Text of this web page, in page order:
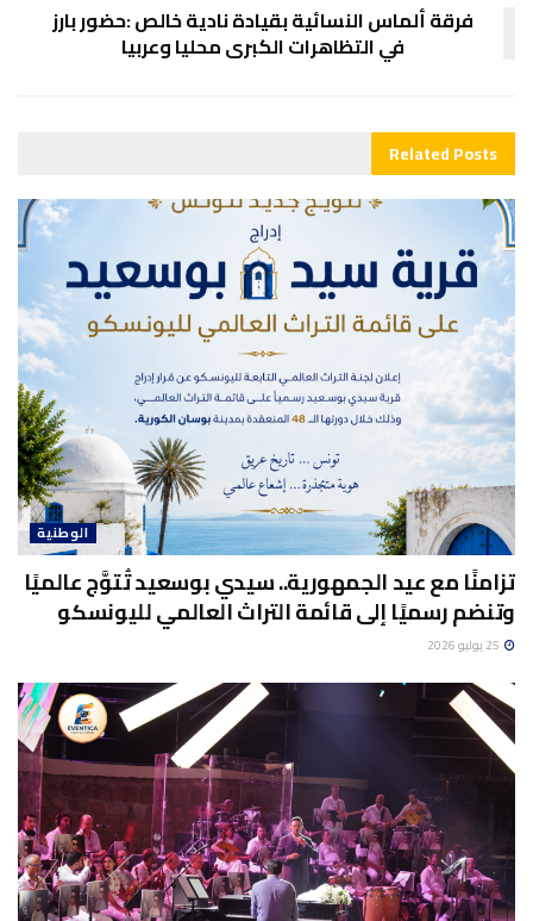
فرقة ألماس النسائية بقيادة نادية خالص :حضور بارز
في التظاهرات الكبرى محليا وعربيا
RelatedPosts
الوطنية
تزامنًا مع عيد الجمهورية.. سيدي بوسعيد تُتوَّج عالميًا
وتنضم رسميًا إلى قائمة التراث العالمي لليونسكو